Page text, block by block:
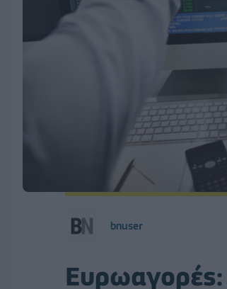
bnuser
Ευρωαγορές: